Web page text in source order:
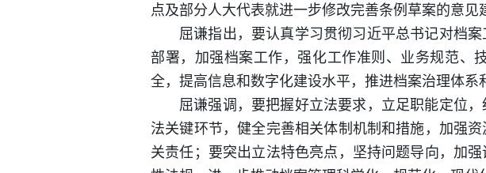
点及部分人大代表就进一步修改完善条例草案的意见
屈谦指出，要认真学习贯彻习近平总书记对档
部署，加强档案工作，强化工作准则、业务规范、
全，提高信息和数字化建设水平，推进档案治理体系
屈谦强调，要把握好立法要求，立足职能定位
法关键环节，健全完善相关体制机制和措施，加强
关责任；要突出立法特色亮点，坚持问题导向，加